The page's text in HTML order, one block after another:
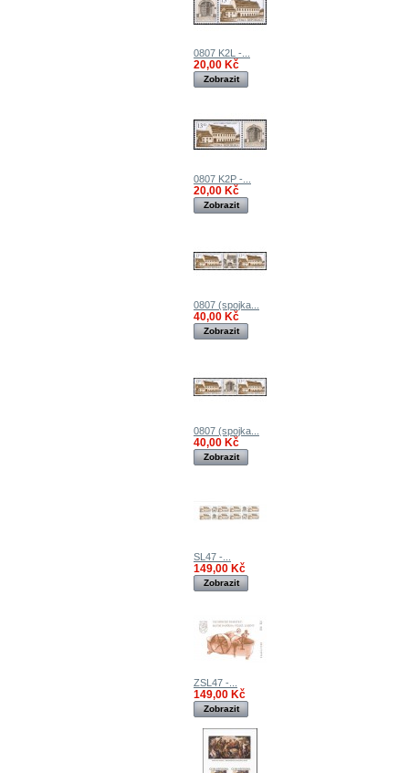
0807 K2L -...
20,00 Kč
Zobrazit
0807 K2P -...
20,00 Kč
Zobrazit
0807 (spojka...
40,00 Kč
Zobrazit
0807 (spojka...
40,00 Kč
Zobrazit
SL47 -...
149,00 Kč
Zobrazit
ZSL47 -...
149,00 Kč
Zobrazit